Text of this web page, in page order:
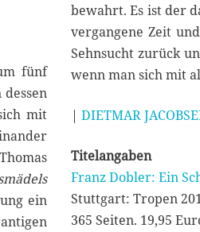
fünf
mit
ein
bewahrt. Es ist der
vergangene Zeit
Sehnsucht zurück
wenn man sich mit
| DIETMAR
Titelangaben
Franz Dobler: Ein
Stuttgart: Tropen
365 Seiten. 19,95